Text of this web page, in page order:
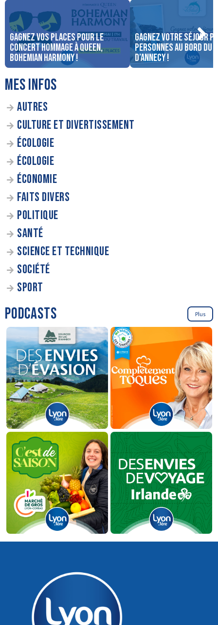
Gagnez vos places pour le
concert Hommage à Queen,
Bohemian Harmony !
Gagnez votre séjour
personnes au bord du
d’Annecy !
MES INFOS
AUTRES
CULTURE ET DIVERTISSEMENT
ÉCOLOGIE
ÉCOLOGIE
ÉCONOMIE
FAITS DIVERS
POLITIQUE
SANTÉ
SCIENCE ET TECHNIQUE
SOCIÉTÉ
SPORT
PODCASTS Plus